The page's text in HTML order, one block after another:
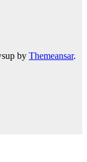
by Themeansar.